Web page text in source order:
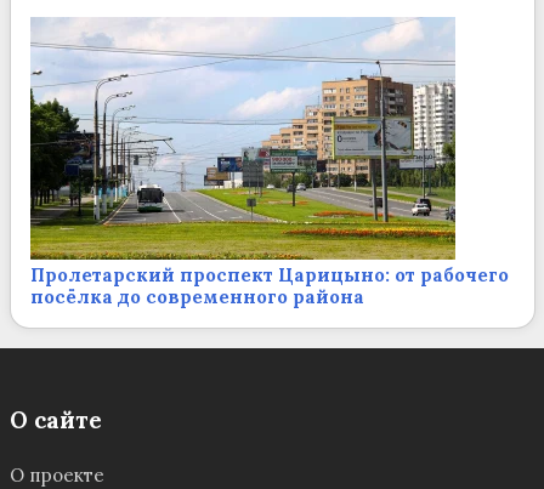
Пролетарский проспект Царицыно: от рабочего
посёлка до современного района
О сайте
О проекте